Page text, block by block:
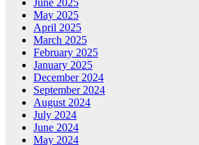
June 2025
May 2025
April 2025
March 2025
February 2025
January 2025
December 2024
September 2024
August 2024
July 2024
June 2024
May 2024